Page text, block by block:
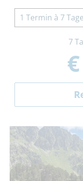
1 Termin à 7 Tage
7